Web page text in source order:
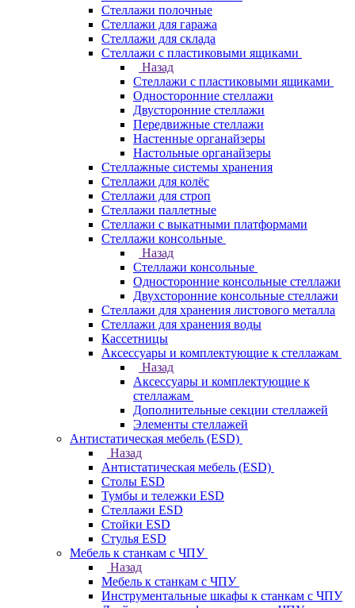
Стеллажи полочные
Стеллажи для гаража
Стеллажи для склада
Стеллажи с пластиковыми ящиками
Назад
Стеллажи с пластиковыми ящиками
Односторонние стеллажи
Двусторонние стеллажи
Передвижные стеллажи
Настенные органайзеры
Настольные органайзеры
Стеллажные системы хранения
Стеллажи для колёс
Стеллажи для строп
Стеллажи паллетные
Стеллажи с выкатными платформами
Стеллажи консольные
Назад
Стеллажи консольные
Односторонние консольные стеллажи
Двухсторонние консольные стеллажи
Стеллажи для хранения листового металла
Стеллажи для хранения воды
Кассетницы
Аксесcуары и комплектующие к стеллажам
Назад
Аксесcуары и комплектующие к
стеллажам
Дополнительные секции стеллажей
Элементы стеллажей
Антистатическая мебель (ESD)
Назад
Антистатическая мебель (ESD)
Столы ESD
Тумбы и тележки ESD
Стеллажи ESD
Стойки ESD
Стулья ESD
Мебель к станкам с ЧПУ
Назад
Мебель к станкам с ЧПУ
Инструментальные шкафы к станкам с ЧПУ